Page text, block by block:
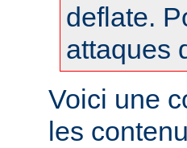
deflate.
attaques
Voici une
les